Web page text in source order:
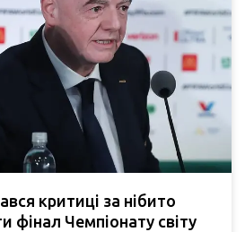
критиці за нібито
фінал Чемпіонату світу